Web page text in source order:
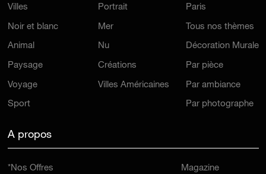
Villes
Noir et blanc
Animal
Paysage
Voyage
Sport
Portrait
Mer
Nu
Créations
Villes Américaines
Paris
Tous nos thèmes
Décoration Murale
Par pièce
Par ambiance
Par photographe
A propos
*Nos Offres Magazine